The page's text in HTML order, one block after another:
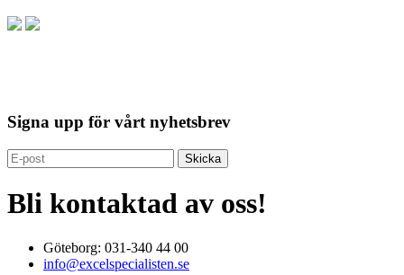
Signa upp för vårt nyhetsbrev
Bli kontaktad av oss!
Göteborg: 031-340 44 00
info@excelspecialisten.se